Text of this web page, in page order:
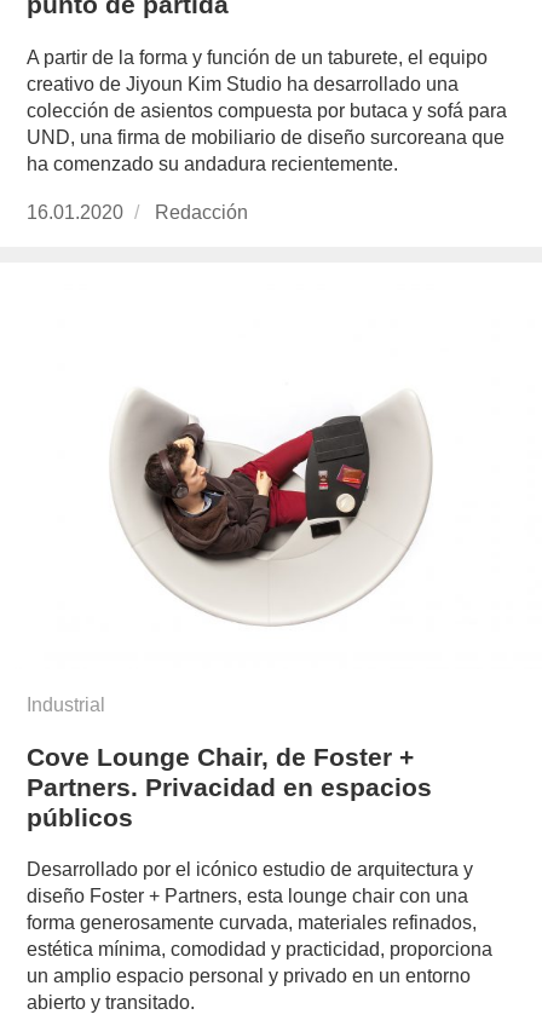
A partir de la forma y función de un taburete, el equipo
creativo de Jiyoun Kim Studio ha desarrollado una
colección de asientos compuesta por butaca y sofá para
UND, una firma de mobiliario de diseño surcoreana que
ha comenzado su andadura recientemente.
Publicado
16.01.2020 https://www.experimenta.es/author/redaccion/
Redacción
Industrial
Cove Lounge Chair, de Foster +
Partners. Privacidad en espacios
públicos
Desarrollado por el icónico estudio de arquitectura y
diseño Foster + Partners, esta lounge chair con una
forma generosamente curvada, materiales refinados,
estética mínima, comodidad y practicidad, proporciona
un amplio espacio personal y privado en un entorno
abierto y transitado.